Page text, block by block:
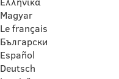
Magyar
Le français
Български
Español
Deutsch